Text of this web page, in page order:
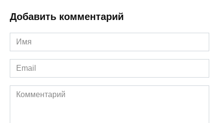
Добавить комментарий
Имя
*
Email
*
Комментарий